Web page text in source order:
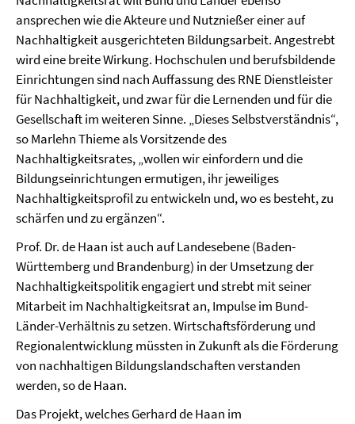
ansprechen wie die Akteure und Nutznießer einer auf
Nachhaltigkeit ausgerichteten Bildungsarbeit. Angestrebt
wird eine breite Wirkung. Hochschulen und berufsbildende
Einrichtungen sind nach Auffassung des RNE Dienstleister
für Nachhaltigkeit, und zwar für die Lernenden und für die
Gesellschaft im weiteren Sinne. „Dieses Selbstverständnis“,
so Marlehn Thieme als Vorsitzende des
Nachhaltigkeitsrates, „wollen wir einfordern und die
Bildungseinrichtungen ermutigen, ihr jeweiliges
Nachhaltigkeitsprofil zu entwickeln und, wo es besteht, zu
schärfen und zu ergänzen“.
Prof. Dr. de Haan ist auch auf Landesebene (Baden-
Württemberg und Brandenburg) in der Umsetzung der
Nachhaltigkeitspolitik engagiert und strebt mit seiner
Mitarbeit im Nachhaltigkeitsrat an, Impulse im Bund-
Länder-Verhältnis zu setzen. Wirtschaftsförderung und
Regionalentwicklung müssten in Zukunft als die Förderung
von nachhaltigen Bildungslandschaften verstanden
werden, so de Haan.
Das Projekt, welches Gerhard de Haan im